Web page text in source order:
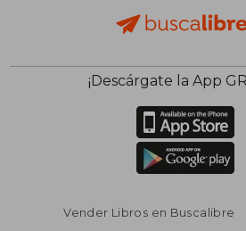
¡Descárgate la App
Vender Libros en Buscalibre